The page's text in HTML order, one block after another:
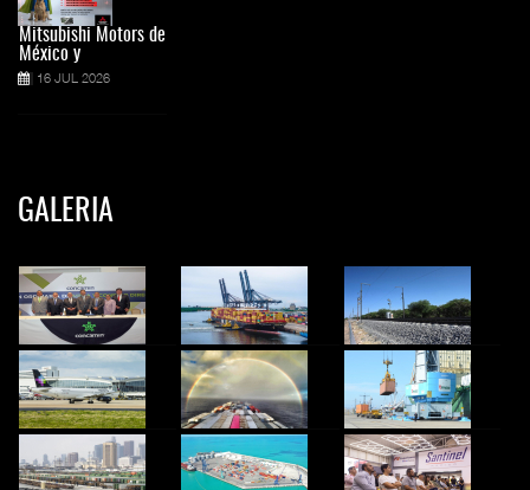
Mitsubishi Motors de
México y
16 JUL 2026
GALERIA